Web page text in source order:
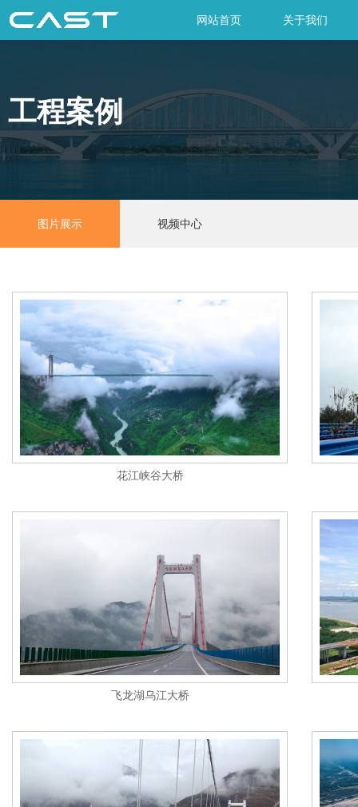
网站首页 关于我们
工程案例
图片展示 视频中心
花江峡谷大桥
飞龙湖乌江大桥